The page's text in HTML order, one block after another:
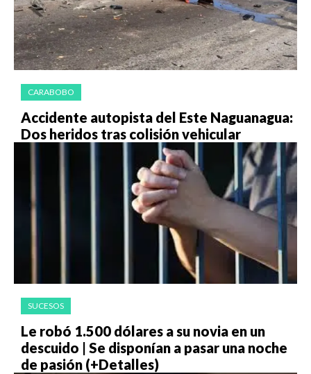
CARABOBO
Accidente autopista del Este Naguanagua:
Dos heridos tras colisión vehicular
SUCESOS
Le robó 1.500 dólares a su novia en un
descuido | Se disponían a pasar una noche
de pasión (+Detalles)